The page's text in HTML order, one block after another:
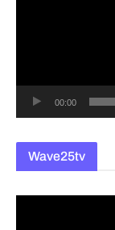
00:00
Wave25tv